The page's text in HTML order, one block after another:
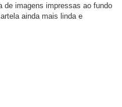
de imagens impressas ao fundo
ainda mais linda e